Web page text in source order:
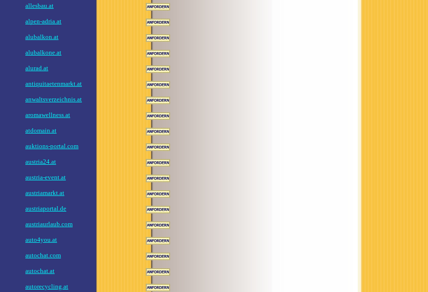
allesbau.at
alpen-adria.at
alubalkon.at
alubalkone.at
alurad.at
antiquitaetenmarkt.at
anwaltsverzeichnis.at
aromawellness.at
atdomain.at
auktions-portal.com
austria24.at
austria-event.at
austriamarkt.at
austriaportal.de
austriaurlaub.com
auto4you.at
autochat.com
autochat.at
autorecycling.at